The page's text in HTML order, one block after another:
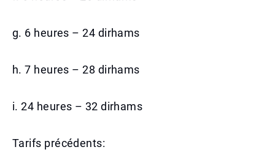
g. 6 heures – 24 dirhams
h. 7 heures – 28 dirhams
i. 24 heures – 32 dirhams
Tarifs précédents: